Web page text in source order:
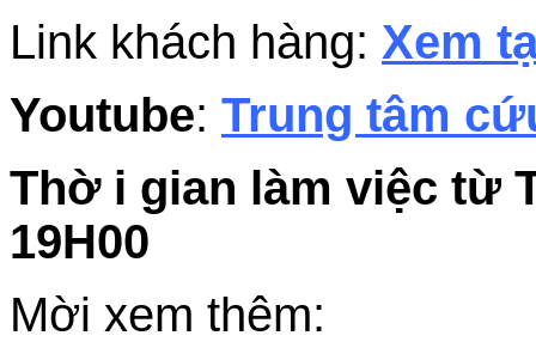
Link khách hàng: Xem
Youtube: Trung tâm
Thờ i gian làm việc từ
19H00
Mời xem thêm: